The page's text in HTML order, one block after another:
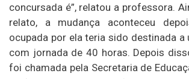
concursada é”, relatou a professora.
relato, a mudança aconteceu
ocupada por ela teria sido destinada a
com jornada de 40 horas. Depois
foi chamada pela Secretaria de